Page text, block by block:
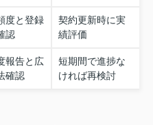
度と登録
認
契約更新時に実
績評価
報告と広
確認
短期間で進捗な
ければ再検討